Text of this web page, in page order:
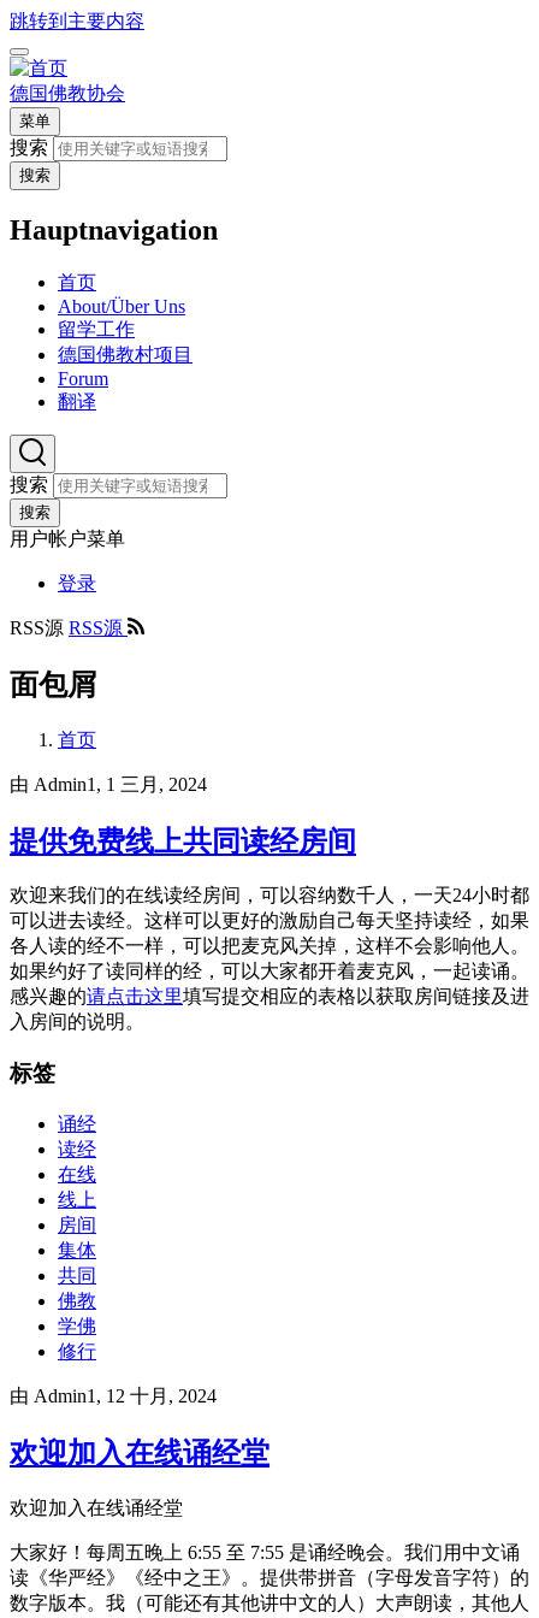
跳转到主要内容
德国佛教协会
菜单
搜索
搜索
Hauptnavigation
首页
About/Über Uns
留学工作
德国佛教村项目
Forum
翻译
搜索
搜索
用户帐户菜单
登录
RSS源 RSS源
面包屑
首页
由 Admin1 , 1 三月, 2024
提供免费线上共同读经房间
欢迎来我们的在线读经房间，可以容纳数千人，一天24小时都
可以进去读经。这样可以更好的激励自己每天坚持读经，如果
各人读的经不一样，可以把麦克风关掉，这样不会影响他人。
如果约好了读同样的经，可以大家都开着麦克风，一起读诵。
感兴趣的请点击这里填写提交相应的表格以获取房间链接及进
入房间的说明。
标签
诵经
读经
在线
线上
房间
集体
共同
佛教
学佛
修行
由 Admin1 , 12 十月, 2024
欢迎加入在线诵经堂
欢迎加入在线诵经堂
大家好！每周五晚上 6:55 至 7:55 是诵经晚会。我们用中文诵
读《华严经》《经中之王》。提供带拼音（字母发音字符）的
数字版本。我（可能还有其他讲中文的人）大声朗读，其他人